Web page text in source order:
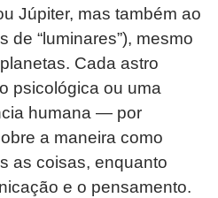
Júpiter, mas também ao
de “luminares”), mesmo
Cada astro
psicológica ou uma
humana — por
a maneira como
as coisas, enquanto
e o pensamento.